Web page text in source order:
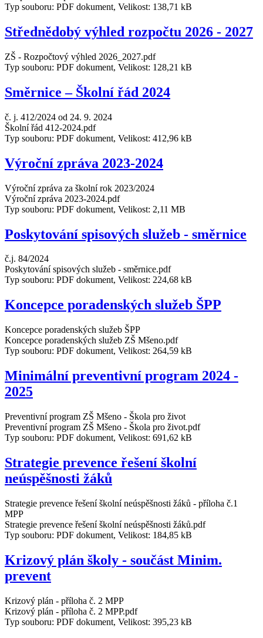
Typ souboru: PDF dokument, Velikost: 138,71 kB
Střednědobý výhled rozpočtu 2026 - 2027
ZŠ - Rozpočtový výhled 2026_2027.pdf
Typ souboru: PDF dokument, Velikost: 128,21 kB
Směrnice – Školní řád 2024
č. j. 412/2024 od 24. 9. 2024
Školní řád 412-2024.pdf
Typ souboru: PDF dokument, Velikost: 412,96 kB
Výroční zpráva 2023-2024
Výroční zpráva za školní rok 2023/2024
Výroční zpráva 2023-2024.pdf
Typ souboru: PDF dokument, Velikost: 2,11 MB
Poskytování spisových služeb - směrnice
č.j. 84/2024
Poskytování spisových služeb - směrnice.pdf
Typ souboru: PDF dokument, Velikost: 224,68 kB
Koncepce poradenských služeb ŠPP
Koncepce poradenských služeb ŠPP
Koncepce poradenských služeb ZŠ Mšeno.pdf
Typ souboru: PDF dokument, Velikost: 264,59 kB
Minimální preventivní program 2024 -
2025
Preventivní program ZŠ Mšeno - Škola pro život
Preventivní program ZŠ Mšeno - Škola pro život.pdf
Typ souboru: PDF dokument, Velikost: 691,62 kB
Strategie prevence řešení školní
neúspěšnosti žáků
Strategie prevence řešení školní neúspěšnosti žáků - příloha č.1
MPP
Strategie prevence řešení školní neúspěšnosti žáků.pdf
Typ souboru: PDF dokument, Velikost: 184,85 kB
Krizový plán školy - součást Minim.
prevent
Krizový plán - příloha č. 2 MPP
Krizový plán - příloha č. 2 MPP.pdf
Typ souboru: PDF dokument, Velikost: 395,23 kB